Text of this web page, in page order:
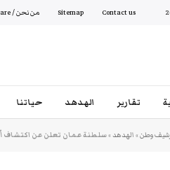
Contact us
Sitemap من نحن / Who we are
تقارير الهدهد حياتنا
وطن»الهدهد»سلطنة عمان تعلن عن اكتشاف